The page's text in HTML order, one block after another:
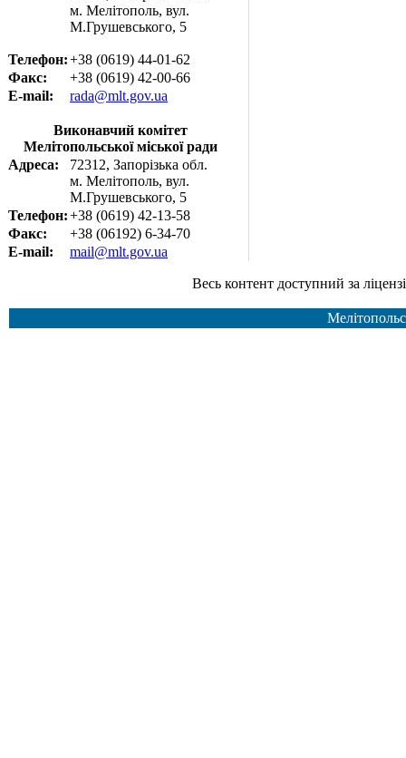
м. Мелітополь, вул.
М.Грушевського, 5
Телефон:+38 (0619) 44-01-62
Факс:
+38 (0619) 42-00-66
E-mail:
rada@mlt.gov.ua
Виконавчий комітет
Мелітопольської міської ради
Адреса:
72312, Запорізька обл.
м. Мелітополь, вул.
М.Грушевського, 5
Телефон:+38 (0619) 42-13-58
Факс:
+38 (06192) 6-34-70
E-mail:
mail@mlt.gov.ua
Весь контент доступний за ліцензією Creative